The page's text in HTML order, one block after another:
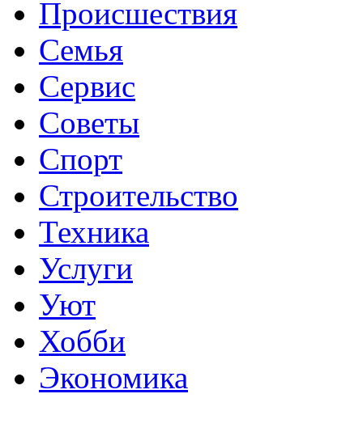
Происшествия
Семья
Сервис
Советы
Спорт
Строительство
Техника
Услуги
Уют
Хобби
Экономика